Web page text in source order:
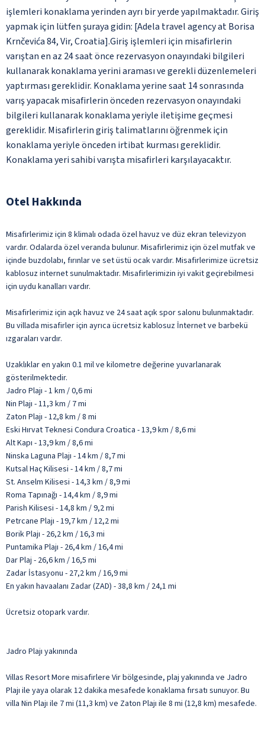
işlemleri konaklama yerinden ayrı bir yerde yapılmaktadır. Giriş
yapmak için lütfen şuraya gidin: [Adela travel agency at Borisa
Krnčevića 84, Vir, Croatia].Giriş işlemleri için misafirlerin
varıştan en az 24 saat önce rezervasyon onayındaki bilgileri
kullanarak konaklama yerini araması ve gerekli düzenlemeleri
yaptırması gereklidir. Konaklama yerine saat 14 sonrasında
varış yapacak misafirlerin önceden rezervasyon onayındaki
bilgileri kullanarak konaklama yeriyle iletişime geçmesi
gereklidir. Misafirlerin giriş talimatlarını öğrenmek için
konaklama yeriyle önceden irtibat kurması gereklidir.
Konaklama yeri sahibi varışta misafirleri karşılayacaktır.
Otel Hakkında
Misafirlerimiz için 8 klimalı odada özel havuz ve düz ekran televizyon
vardır. Odalarda özel veranda bulunur. Misafirlerimiz için özel mutfak ve
içinde buzdolabı, fırınlar ve set üstü ocak vardır. Misafirlerimize ücretsiz
kablosuz internet sunulmaktadır. Misafirlerimizin iyi vakit geçirebilmesi
için uydu kanalları vardır.
Misafirlerimiz için açık havuz ve 24 saat açık spor salonu bulunmaktadır.
Bu villada misafirler için ayrıca ücretsiz kablosuz İnternet ve barbekü
ızgaraları vardır.
Uzaklıklar en yakın 0.1 mil ve kilometre değerine yuvarlanarak
gösterilmektedir.
Jadro Plajı - 1 km / 0,6 mi
Nin Plajı - 11,3 km / 7 mi
Zaton Plajı - 12,8 km / 8 mi
Eski Hırvat Teknesi Condura Croatica - 13,9 km / 8,6 mi
Alt Kapı - 13,9 km / 8,6 mi
Ninska Laguna Plajı - 14 km / 8,7 mi
Kutsal Haç Kilisesi - 14 km / 8,7 mi
St. Anselm Kilisesi - 14,3 km / 8,9 mi
Roma Tapınağı - 14,4 km / 8,9 mi
Parish Kilisesi - 14,8 km / 9,2 mi
Petrcane Plajı - 19,7 km / 12,2 mi
Borik Plajı - 26,2 km / 16,3 mi
Puntamika Plajı - 26,4 km / 16,4 mi
Dar Plaj - 26,6 km / 16,5 mi
Zadar İstasyonu - 27,2 km / 16,9 mi
En yakın havaalanı Zadar (ZAD) - 38,8 km / 24,1 mi
Ücretsiz otopark vardır.
Jadro Plajı yakınında
Villas Resort More misafirlere Vir bölgesinde, plaj yakınında ve Jadro
Plajı ile yaya olarak 12 dakika mesafede konaklama fırsatı sunuyor. Bu
villa Nin Plajı ile 7 mi (11,3 km) ve Zaton Plajı ile 8 mi (12,8 km) mesafede.